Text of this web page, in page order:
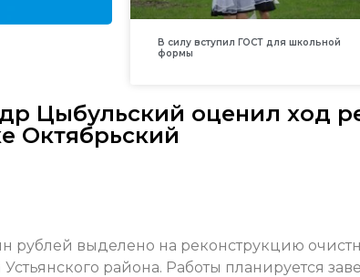
В силу вступил ГОСТ для школьной
формы
Цыбульский оценил ход
Октябрьский
рублей выделено на реконструкцию
района. Работы планируется